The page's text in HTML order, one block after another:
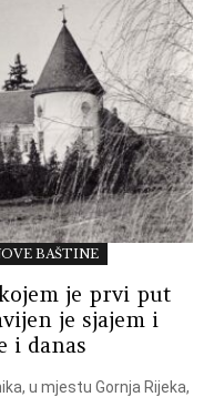
BAŠTINE
je prvi put
je sjajem i
i danas
u mjestu Gornja Rijeka,